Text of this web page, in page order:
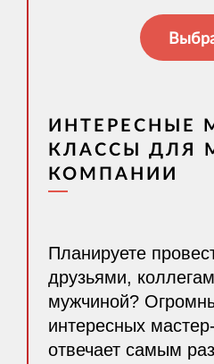
ИНТЕРЕСНЫЕ
КЛАССЫ ДЛЯ
КОМПАНИИ
Планируете
друзьями,
мужчиной?
интересных
отвечает самым